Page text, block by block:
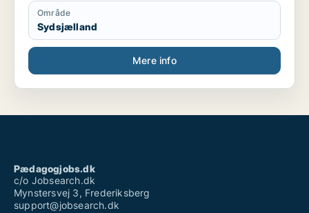
Område
Sydsjælland
Mere info
Pædagogjobs.dk
c/o Jobsearch.dk
Mynstersvej 3, Frederiksberg
support@jobsearch.dk